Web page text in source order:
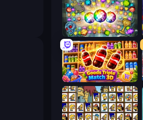
Forgotten Treasure 2
Goods Triple Match 3D